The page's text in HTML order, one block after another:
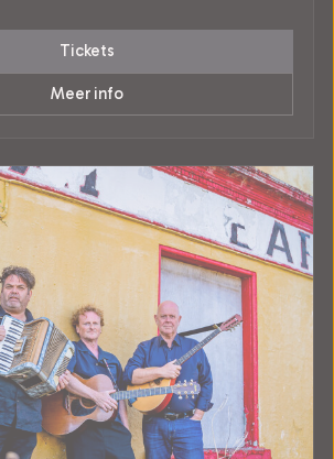
Tickets
Meer info